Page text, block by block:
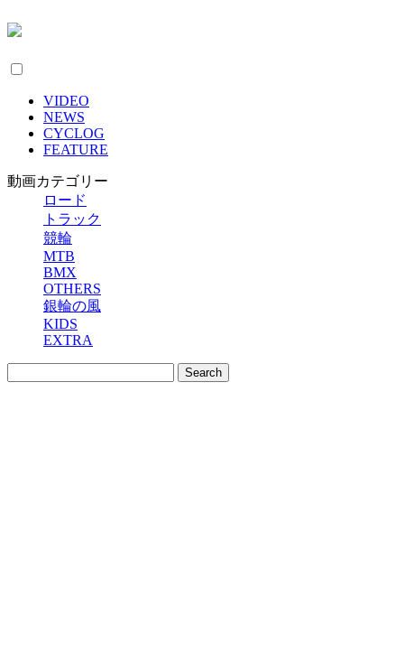
VIDEO
NEWS
CYCLOG
FEATURE
動画カテゴリー
ロード
トラック
競輪
MTB
BMX
OTHERS
銀輪の風
KIDS
EXTRA